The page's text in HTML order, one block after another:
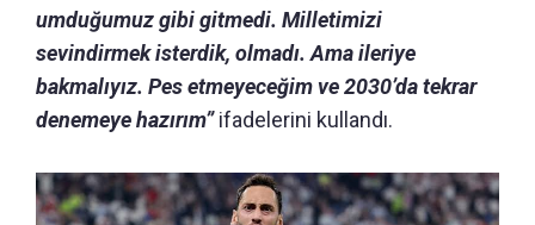
umduğumuz gibi gitmedi. Milletimizi
sevindirmek isterdik, olmadı. Ama ileriye
bakmalıyız. Pes etmeyeceğim ve 2030’da tekrar
denemeye hazırım”ifadelerini kullandı.